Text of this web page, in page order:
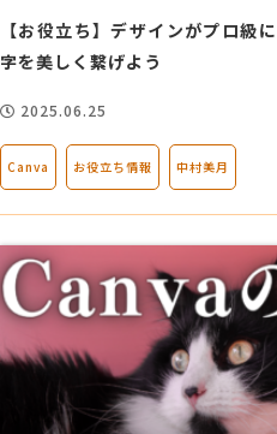
【お役立ち】デザインがプロ級
字を美しく繋げよう
2025.06.25
Canva お役立ち情報 中村美月